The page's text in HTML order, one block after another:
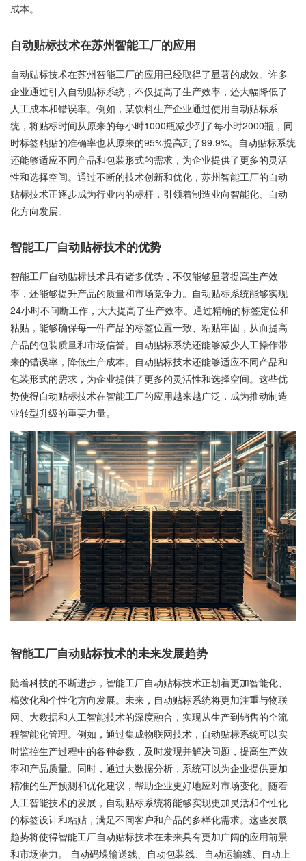
成本。
自动贴标技术在苏州智能工厂的应用
自动贴标技术在苏州智能工厂的应用已经取得了显著的成效。许多
企业通过引入自动贴标系统，不仅提高了生产效率，还大幅降低了
人工成本和错误率。例如，某饮料生产企业通过使用自动贴标系
统，将贴标时间从原来的每小时1000瓶减少到了每小时2000瓶，同
时标签粘贴的准确率也从原来的95%提高到了99.9%。自动贴标系统
还能够适应不同产品和包装形式的需求，为企业提供了更多的灵活
性和选择空间。通过不断的技术创新和优化，苏州智能工厂的自动
贴标技术正逐步成为行业内的标杆，引领着制造业向智能化、自动
化方向发展。
智能工厂自动贴标技术的优势
智能工厂自动贴标技术具有诸多优势，不仅能够显著提高生产效
率，还能够提升产品的质量和市场竞争力。自动贴标系统能够实现
24小时不间断工作，大大提高了生产效率。通过精崅的标签定位和
粘贴，能够确保每一件产品的标签位置一致、粘贴牢固，从而提高
产品的包装质量和市场信誉。自动贴标系统还能够减少人工操作带
来的错误率，降低生产成本。自动贴标技术还能够适应不同产品和
包装形式的需求，为企业提供了更多的灵活性和选择空间。这些优
势使得自动贴标技术在智能工厂的应用越来越广泛，成为推动制造
业转型升级的重要力量。
智能工厂自动贴标技术的未来发展趋势
随着科技的不断进步，智能工厂自动贴标技术正朝着更加智能化、
槁效化和个性化方向发展。未来，自动贴标系统将更加注重与物联
网、大数据和人工智能技术的深度融合，实现从生产到销售的全流
程智能化管理。例如，通过集成物联网技术，自动贴标系统可以实
时监控生产过程中的各种参数，及时发现并解决问题，提高生产效
率和产品质量。同时，通过大数据分析，系统可以为企业提供更加
精准的生产预测和优化建议，帮助企业更好地应对市场变化。随着
人工智能技术的发展，自动贴标系统将能够实现更加灵活和个性化
的标签设计和粘贴，满足不同客户和产品的多样化需求。这些发展
趋势将使得智能工厂自动贴标技术在未来具有更加广阔的应用前景
和市场潜力。 自动码垛输送线、自动包装线、自动运输线、自动上